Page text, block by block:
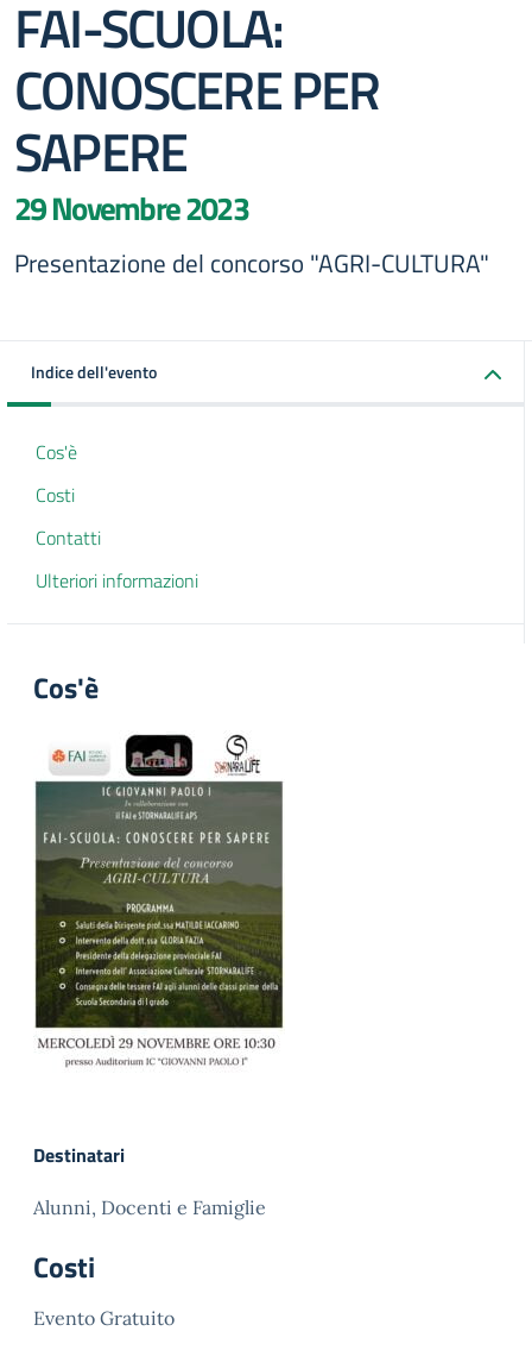
FAI-SCUOLA:
CONOSCERE PER
SAPERE
29 Novembre 2023
Presentazione del concorso "AGRI-CULTURA"
Indice dell'evento
Cos'è
Costi
Contatti
Ulteriori informazioni
Cos'è
Destinatari
Alunni, Docenti e Famiglie
Costi
Evento Gratuito